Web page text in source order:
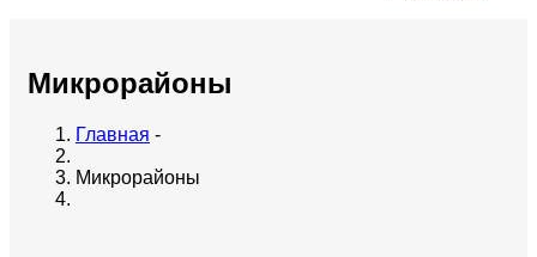
Микрорайоны
Главная -
Микрорайоны